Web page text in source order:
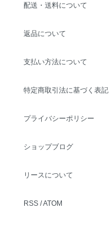
配送・送料について
返品について
支払い方法について
特定商取引法に基づく表記
プライバシーポリシー
ショップブログ
リースについて
RSS /ATOM